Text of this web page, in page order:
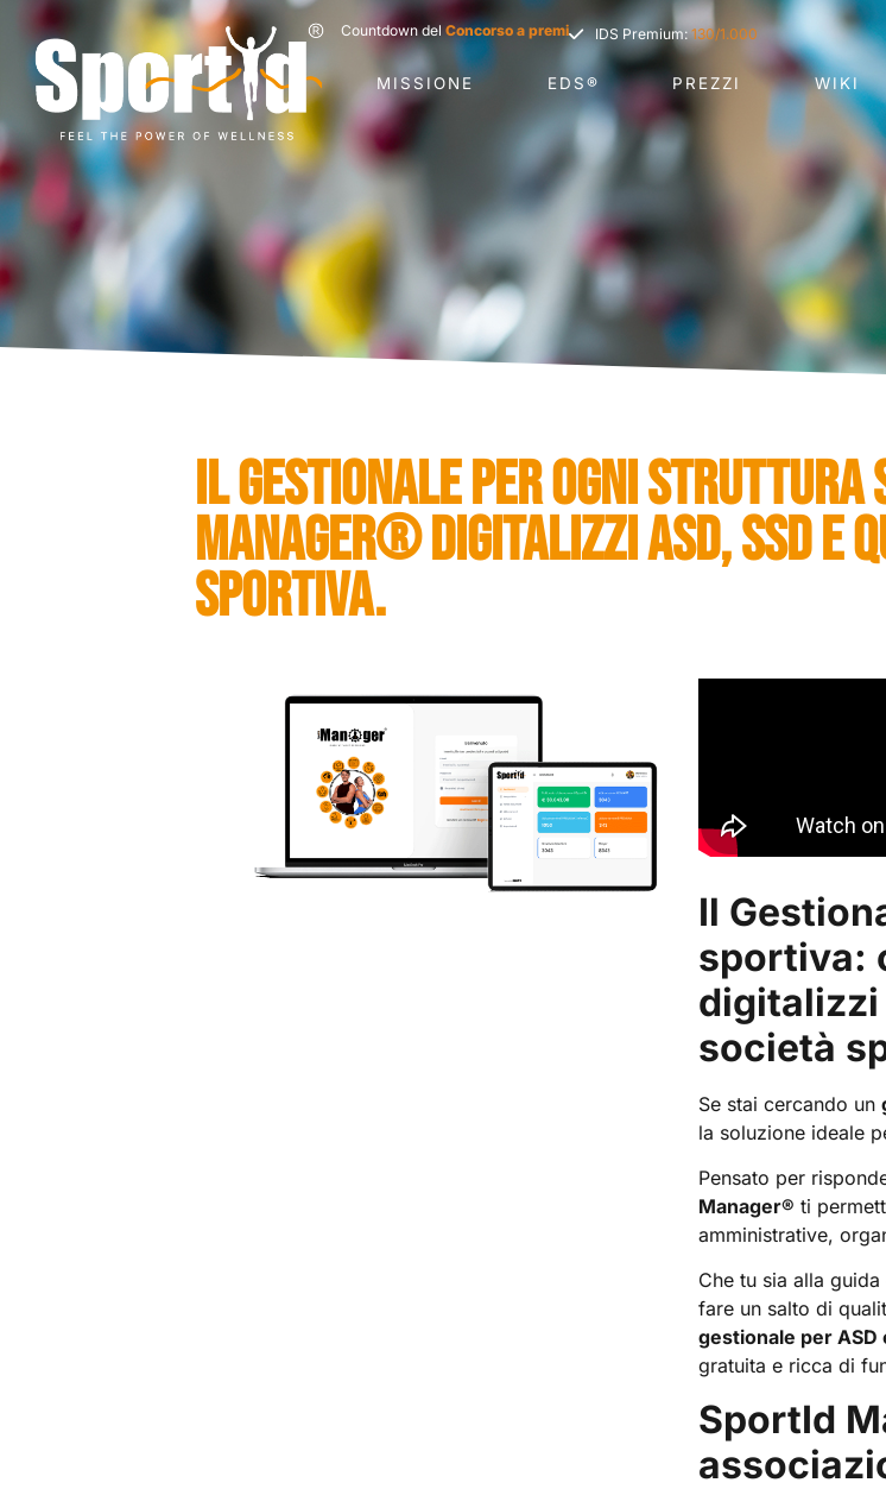
Countdown delConcorso a premi IDS Premium:130/1.000
MISSIONE EDS® PREZZI WIKI
IL GESTIONALE PER OGNI
MANAGER® DIGITALIZZI ASD, SSD E
SPORTIVA.
Il
sportiva:
digitalizzi
società
Se stai cercando un
la soluzione ideale
Pensato per
Manager® ti
amministrative,
Che tu sia alla
fare un salto di
gestionale per
gratuita e ricca di
SportId